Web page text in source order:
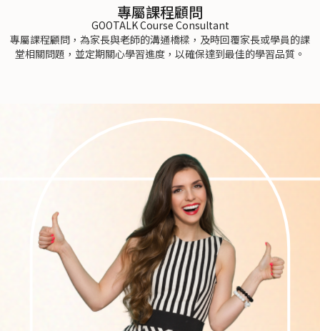
專屬課程顧問
GOOTALK Course Consultant
專屬課程顧問，為家長與老師的溝通橋樑，及時回覆家長或學員的課
堂相關問題，並定期關心學習進度，以確保達到最佳的學習品質。